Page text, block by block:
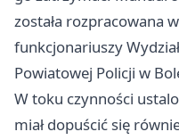
została rozpracowana
funkcjonariuszy
Powiatowej Policji w
W toku czynności
miał dopuścić się